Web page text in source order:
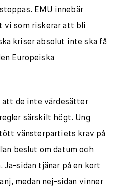
EMU innebär
vi som riskerar att bli
kriser absolut inte ska få
Europeiska
att de inte värdesätter
särskilt högt. Ung
vänsterpartiets krav på
beslut om datum och
Ja-sidan tjänar på en kort
medan nej-sidan vinner